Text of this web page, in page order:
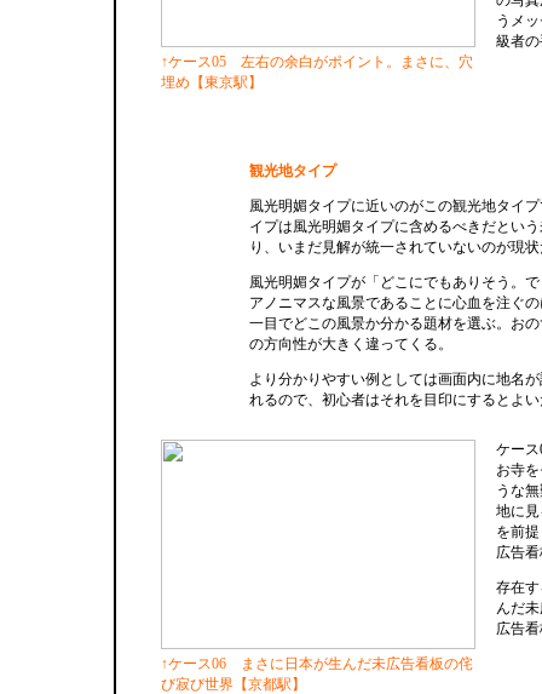
↑ケース05 左右の余白がポイント。まさに、穴
埋め【東京駅】
うメ
級者
観光地タイプ
風光明媚タイプに近いのがこの観光地タイ
イプは風光明媚タイプに含めるべきだとい
り、いまだ見解が統一されていないのが現
風光明媚タイプが「どこにでもありそう。
アノニマスな風景であることに心血を注ぐ
一目でどこの風景か分かる題材を選ぶ。お
の方向性が大きく違ってくる。
より分かりやすい例としては画面内に地名
れるので、初心者はそれを目印にするとよ
↑ケース06 まさに日本が生んだ未広告看板の侘
び寂び世界【京都駅】
ケー
お寺
うな
地に
を前
広告
存在
んだ
広告